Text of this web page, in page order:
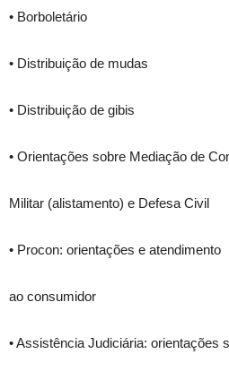
• Borboletário
• Distribuição de mudas
• Distribuição de gibis
• Orientações sobre Mediação de
Militar (alistamento) e Defesa Civil
• Procon: orientações e atendimento
ao consumidor
• Assistência Judiciária: orientações